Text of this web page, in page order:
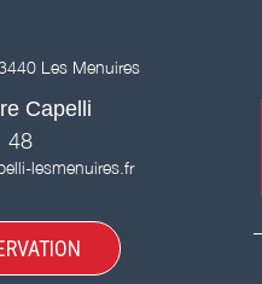
Les Menuires
Capelli
48
lesmenuires.fr